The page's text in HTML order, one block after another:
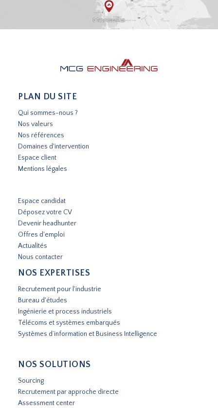
PLAN DU SITE
Qui sommes-nous ?
Nos valeurs
Nos références
Domaines d'intervention
Espace client
Mentions légales
Espace candidat
Déposez votre CV
Devenir headhunter
Offres d'emploi
Actualités
Nous contacter
NOS EXPERTISES
Recrutement pour l'industrie
Bureau d'études
Ingénierie et process industriels
Télécoms et systèmes embarqués
Systèmes d’information et Business Intelligence
NOS SOLUTIONS
Sourcing
Recrutement par approche directe
Assessment center